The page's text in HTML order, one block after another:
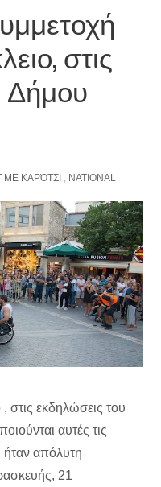
στις
Δήμου
ΚΑΡΌΤΣΙ , NATIONAL
εκδηλώσεις του
αυτές τις
ήταν απόλυτη
21